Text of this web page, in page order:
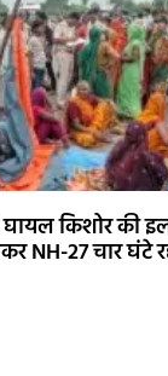
किशोर की
NH-27 चार घंटे